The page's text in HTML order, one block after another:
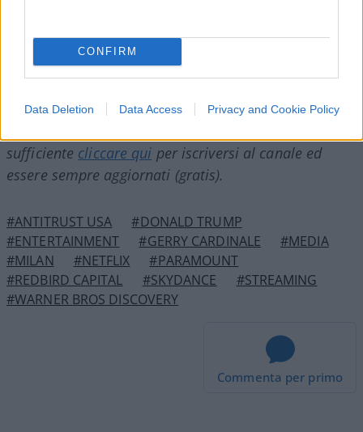
CONFIRM
Data Deletion Data Access Privacy and Cookie Policy
Enrico Foscarini, 8 dicembre 2025
sufficiente cliccare qui per iscriversi al canale ed
essere sempre aggiornati (gratis).
#ANTITRUST USA
#DONALD TRUMP
#ENTERTAINMENT
#GERRY CARDINALE
#MEDIA
#MILAN
#NETFLIX
#PARAMOUNT
#REDBIRD CAPITAL
#SKYDANCE
#STREAMING
#WARNER BROS DISCOVERY
Commenta per primo